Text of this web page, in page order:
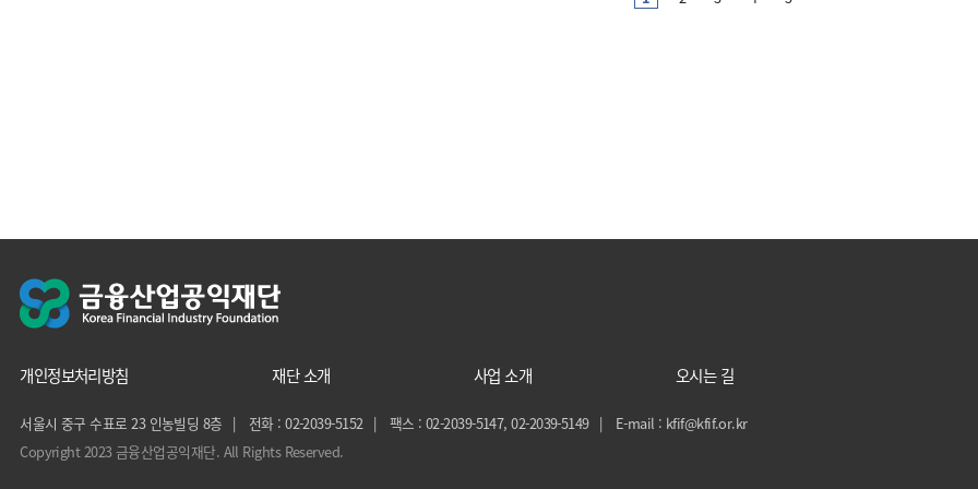
개인정보처리방침 재단 소개 사업 소개 오시는 길
서울시 중구 수표로 23 인농빌딩 8층 전화 : 02-2039-5152 팩스 : 02-2039-5147, 02-2039-5149
E-mail : kfif@kfif.or.kr
Copyright 2023 금융산업공익재단. All Rights Reserved.